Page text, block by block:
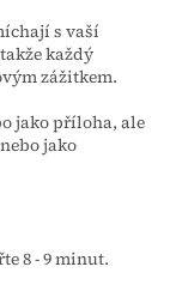
s vaší
každý
zážitkem.
jako příloha, ale
jako
8 - 9 minut.